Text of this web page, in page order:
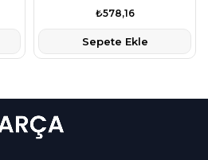
₺578,16
Sepete Ekle